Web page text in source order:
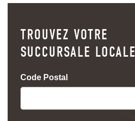
TROUVEZ VOTRE
SUCCURSALE LOCALE
Code Postal